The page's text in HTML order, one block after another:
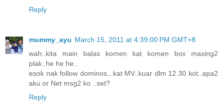
Reply
mummy_ayu March 15, 2011 at 4:39:00 PM GMT+8
wah..kita main balas komen kat komen box masing2
plak..he he he..
esok nak follow dominos...kat MV..kuar dlm 12.30 kot..apa2
aku or Net msg2 ko ..set?
Reply